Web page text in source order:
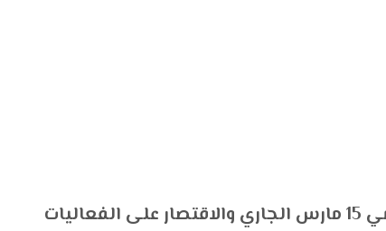
– تأجيل الاحتفالية بعيد المحافظة القومي 15 مارس الجاري والاقتصار على الفعاليات